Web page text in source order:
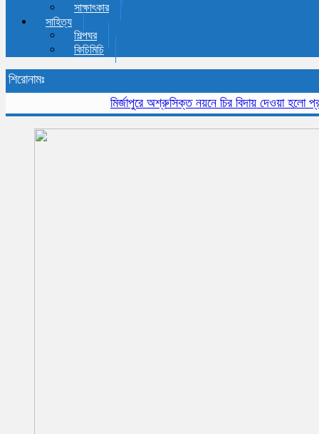
সাক্ষাৎকার
সাহিত্য
শিল্পঘর
কিচিমিচি
শিরোনামঃ
মির্জাপুরে অশ্রুসিক্ত নয়নে চির বিদায় দেওয়া হলো প্রবীন